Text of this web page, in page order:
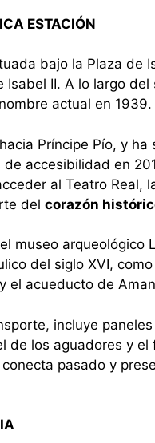
ESTACIÓN
bajo la Plaza de
Isabel II. A lo largo
actual en 1939.
Príncipe Pío, y
accesibilidad en
al Teatro Real,
del corazón
museo arqueológico
del siglo XVI, como
y el acueducto de
incluye
de los aguadores y
pasado y